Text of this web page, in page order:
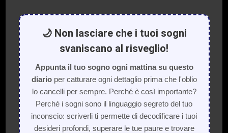
🌙 Non lasciare che i tuoi sogni
svaniscano al risveglio!
Appunta il tuo sogno ogni mattina su questo
diarioper catturare ogni dettaglio prima che l'oblio
lo cancelli per sempre. Perché è così importante?
Perché i sogni sono il linguaggio segreto del tuo
inconscio: scriverli ti permette di decodificare i tuoi
desideri profondi, superare le tue paure e trovare